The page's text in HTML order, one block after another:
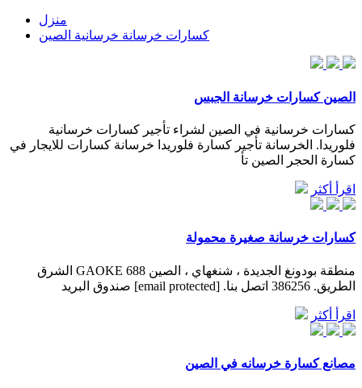
منزل
كسارات خرسانة خرسانية الصين
الصين كسارات خرسانة الجبس
كسارات خرسانية في الصين لشراء تأجير كسارات خرسانية
فلوريدا. الخرسانة تأجير كسارة فلوريدا خرسانة كسارات للايجار في
كسارة الحجر الصين تأ
اقرأ أكثر
كسارات خرسانة صغيرة محمولة
منطقة بودونغ الجديدة ، شنغهاي ، الصين 688 GAOKE الشرق
الطريق. 386256 اتصل بنا. [email protected] صندوق البريد
اقرأ أكثر
مصانع كسارة خرسانه في الصين